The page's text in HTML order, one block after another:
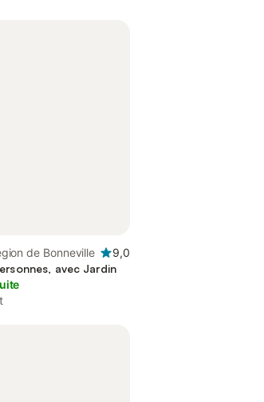
de Bonneville
9,0
avec Jardin